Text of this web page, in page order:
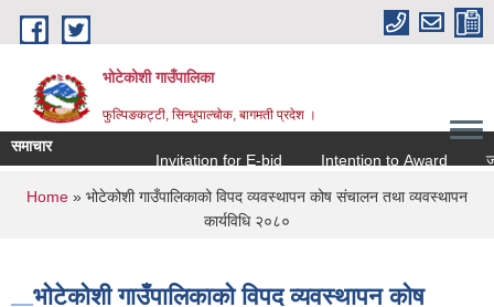
Skip to main content
भोटेकोशी गाउँपालिका
फुल्पिङकट्टी, सिन्धुपाल्चोक, बागमती प्रदेश ।
समाचार
Invitation for E-bid
Intention to Award जो
You are here
Home » भोटेकोशी गाउँपालिकाको विपद व्यवस्थापन कोष संचालन तथा व्यवस्थापन
कार्यविधि २०८०
भोटेकोशी गाउँपालिकाको विपद व्यवस्थापन कोष